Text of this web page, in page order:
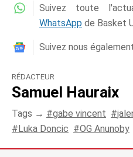
Suivez toute
WhatsApp de Basket
Suivez nous
RÉDACTEUR
Samuel Hauraix
Tags → gabe vincent
Luka Doncic
OG Anunoby